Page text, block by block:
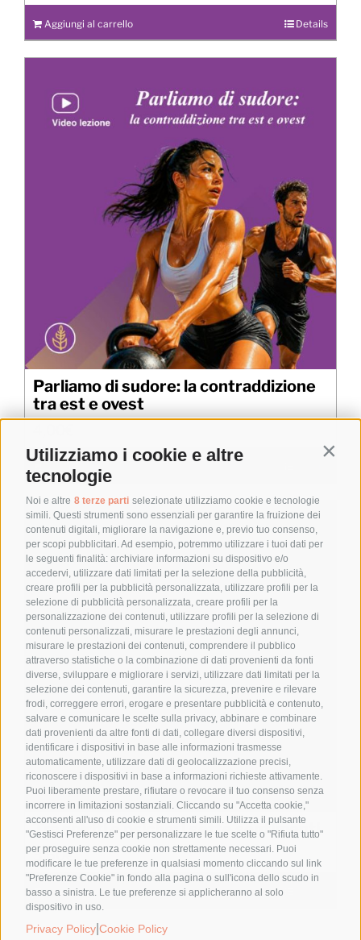
Utilizziamo i cookie e altre
tecnologie
Noi e altre 8 terze parti selezionate utilizziamo cookie e tecnologie
simili. Questi strumenti sono essenziali per garantire la fruizione dei
contenuti digitali, migliorare la navigazione e, previo tuo consenso,
per scopi pubblicitari. Ad esempio, potremmo utilizzare i tuoi dati per
le seguenti finalità: archiviare informazioni su dispositivo e/o
accedervi, utilizzare dati limitati per la selezione della pubblicità,
creare profili per la pubblicità personalizzata, utilizzare profili per la
selezione di pubblicità personalizzata, creare profili per la
personalizzazione dei contenuti, utilizzare profili per la selezione di
contenuti personalizzati, misurare le prestazioni degli annunci,
misurare le prestazioni dei contenuti, comprendere il pubblico
attraverso statistiche o la combinazione di dati provenienti da fonti
diverse, sviluppare e migliorare i servizi, utilizzare dati limitati per la
selezione dei contenuti, garantire la sicurezza, prevenire e rilevare
frodi, correggere errori, erogare e presentare pubblicità e contenuto,
salvare e comunicare le scelte sulla privacy, abbinare e combinare
dati provenienti da altre fonti di dati, collegare diversi dispositivi,
identificare i dispositivi in base alle informazioni trasmesse
automaticamente, utilizzare dati di geolocalizzazione precisi,
riconoscere i dispositivi in base a informazioni richieste attivamente.
Puoi liberamente prestare, rifiutare o revocare il tuo consenso senza
incorrere in limitazioni sostanziali. Cliccando su "Accetta cookie,"
acconsenti all'uso di cookie e strumenti simili. Utilizza il pulsante
"Gestisci Preferenze" per personalizzare le tue scelte o "Rifiuta tutto"
per proseguire senza cookie non strettamente necessari. Puoi
modificare le tue preferenze in qualsiasi momento cliccando sul link
"Preferenze Cookie" in fondo alla pagina o sull'icona dello scudo in
basso a sinistra. Le tue preferenze si applicheranno al solo
dispositivo in uso.
Privacy Policy Cookie Policy
Aggiungi al carrello Details
Parliamo di sudore: la contraddizione
tra est e ovest
Aggiungi al carrello
Tra spiriti e psiche: I sette sentimenti
3,60€
Aggiungi al carrello